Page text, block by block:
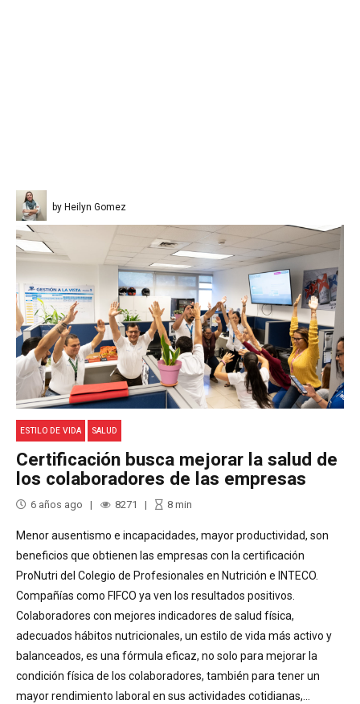
by Heilyn Gomez
ESTILO DE VIDA SALUD
Certificación busca mejorar la salud de
los colaboradores de las empresas
6 años ago 8271 8min
Menor ausentismo e incapacidades, mayor productividad, son
beneficios que obtienen las empresas con la certificación
ProNutri del Colegio de Profesionales en Nutrición e INTECO.
Compañías como FIFCO ya ven los resultados positivos.
Colaboradores con mejores indicadores de salud física,
adecuados hábitos nutricionales, un estilo de vida más activo y
balanceados, es una fórmula eficaz, no solo para mejorar la
condición física de los colaboradores, también para tener un
mayor rendimiento laboral en sus actividades cotidianas,...